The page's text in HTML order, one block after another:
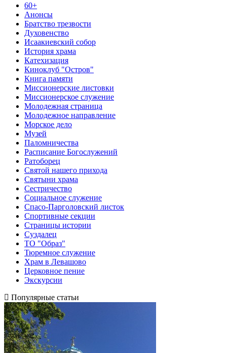
60+
Анонсы
Братство трезвости
Духовенство
Исаакиевский собор
История храма
Катехизация
Киноклуб "Остров"
Книга памяти
Миссионерские листовки
Миссионерское служение
Молодежная страница
Молодежное направление
Морское дело
Музей
Паломничества
Расписание Богослужений
Ратоборец
Святой нашего прихода
Святыни храма
Сестричество
Социальное служение
Спасо-Парголовский листок
Спортивные секции
Страницы истории
Суздалец
ТО "Образ"
Тюремное служение
Храм в Левашово
Церковное пение
Экскурсии
Популярные статьи